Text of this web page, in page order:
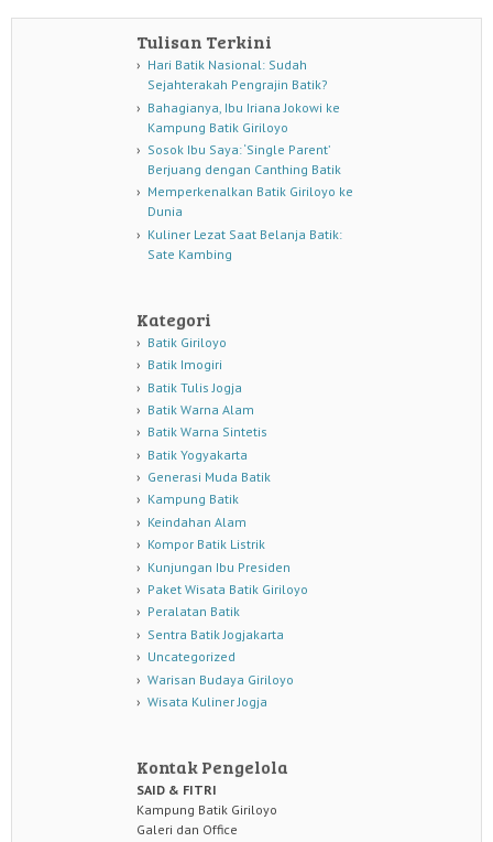
Tulisan Terkini
Hari Batik Nasional: Sudah
Sejahterakah Pengrajin Batik?
Bahagianya, Ibu Iriana Jokowi ke
Kampung Batik Giriloyo
Sosok Ibu Saya: ‘Single Parent’
Berjuang dengan Canthing Batik
Memperkenalkan Batik Giriloyo ke
Dunia
Kuliner Lezat Saat Belanja Batik:
Sate Kambing
Kategori
Batik Giriloyo
Batik Imogiri
Batik Tulis Jogja
Batik Warna Alam
Batik Warna Sintetis
Batik Yogyakarta
Generasi Muda Batik
Kampung Batik
Keindahan Alam
Kompor Batik Listrik
Kunjungan Ibu Presiden
Paket Wisata Batik Giriloyo
Peralatan Batik
Sentra Batik Jogjakarta
Uncategorized
Warisan Budaya Giriloyo
Wisata Kuliner Jogja
Kontak Pengelola
SAID & FITRI
Kampung Batik Giriloyo
Galeri dan Office